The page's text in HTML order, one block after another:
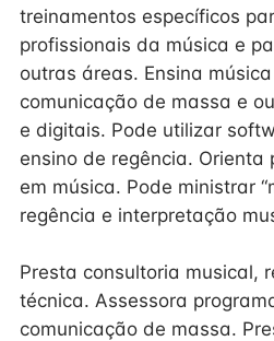
treinamentos específicos
profissionais da música e
outras áreas. Ensina
comunicação de massa e
e digitais. Pode utilizar
ensino de regência. Orienta
em música. Pode ministrar
regência e interpretação
Presta consultoria musical,
técnica. Assessora
comunicação de massa.